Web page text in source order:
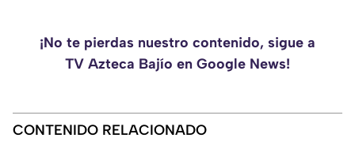
¡No te pierdas nuestro contenido, sigue a
TV Azteca Bajío en Google News!
CONTENIDO RELACIONADO